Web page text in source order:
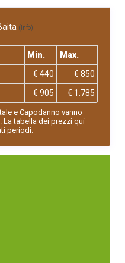
(Info)
Min.
Max.
€ 440
€ 850
€ 905 € 1.785
e Capodanno vanno
La tabella dei prezzi qui
periodi.